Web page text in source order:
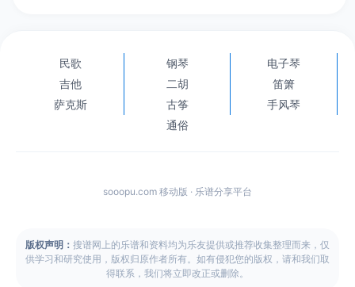
民歌 钢琴
电子琴
吉他
二胡
笛箫
萨克斯
古筝
手风琴
通俗
sooopu.com 移动版 · 乐谱分享平台
版权声明： 搜谱网上的乐谱和资料均为乐友提供或推荐收集整理而来，仅
供学习和研究使用，版权归原作者所有。如有侵犯您的版权，请和我们取
得联系，我们将立即改正或删除。